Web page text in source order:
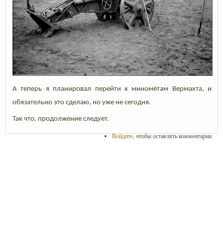
А теперь я планировал перейти к миномётам Вермахта, и
обязательно это сделаю, но уже не сегодня.
Так что, продолжение следует.
Войдите, чтобы оставлять комментарии